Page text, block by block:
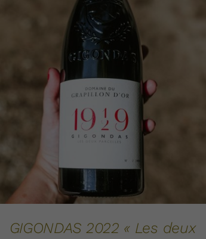
AJOUTER AU PANIER DÉTAILS
GIGONDAS 2022 « Les deux